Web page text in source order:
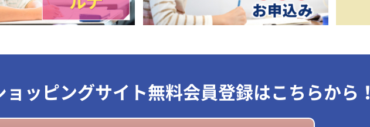
ッピングサイト無料会員登録はこちらから！